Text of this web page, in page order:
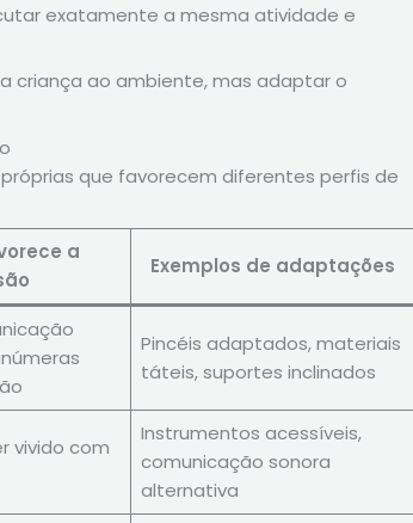
exatamente a mesma atividade e
criança ao ambiente, mas adaptar o
que favorecem diferentes perfis de
a
Exemplos de adaptações
Pincéis adaptados, materiais
táteis, suportes inclinados
vivido com
Instrumentos acessíveis,
comunicação sonora
alternativa